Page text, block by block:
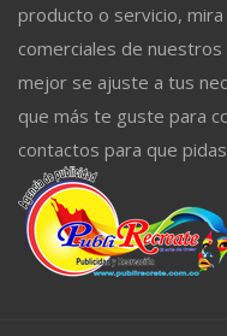
producto o servicio,
comerciales de
mejor se ajuste a tus
que más te guste para
contactos para que